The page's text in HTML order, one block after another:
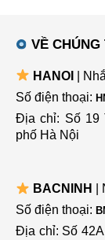
VỀ CHÚNG
HANOI
|
Số điện thoại:
Địa chỉ: Số 19
phố Hà Nội
BACNINH
Số điện thoại:
Địa chỉ: Số